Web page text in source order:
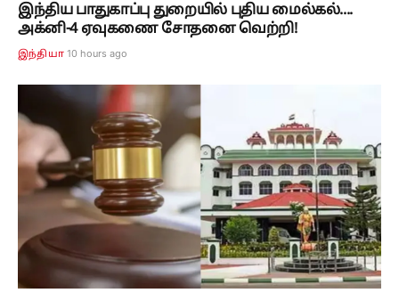
இந்திய பாதுகாப்பு துறையில் புதிய மைல்கல்....
அக்னி-4 ஏவுகணை சோதனை வெற்றி!
இந்தியா 10 hours ago